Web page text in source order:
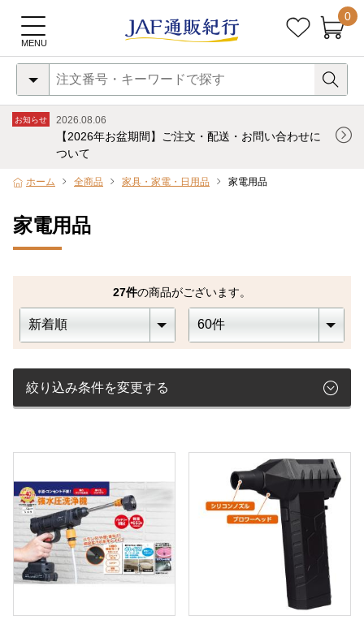
0
お知らせ 2026.08.06
【2026年お盆期間】ご注文・配送・お問い合わせに
ついて
ホーム 全商品 家具・家電・日用品 家電用品
家電用品
27件の商品がございます。
絞り込み条件を変更する